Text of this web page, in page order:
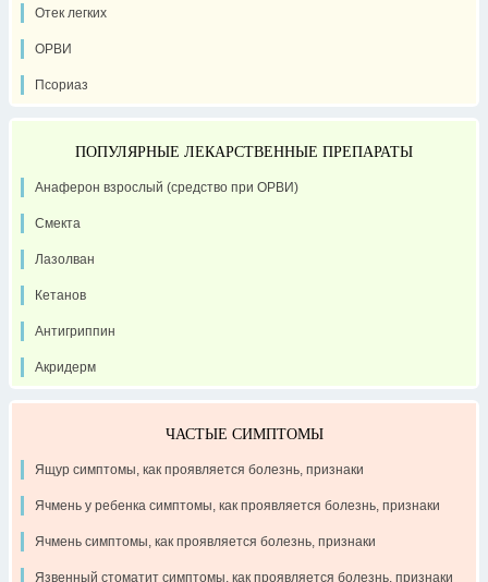
Отек легких
ОРВИ
Псориаз
ПОПУЛЯРНЫЕ ЛЕКАРСТВЕННЫЕ ПРЕПАРАТЫ
Анаферон взрослый (средство при ОРВИ)
Смекта
Лазолван
Кетанов
Антигриппин
Акридерм
ЧАСТЫЕ СИМПТОМЫ
Ящур симптомы, как проявляется болезнь, признаки
Ячмень у ребенка симптомы, как проявляется болезнь, признаки
Ячмень симптомы, как проявляется болезнь, признаки
Язвенный стоматит симптомы, как проявляется болезнь, признаки